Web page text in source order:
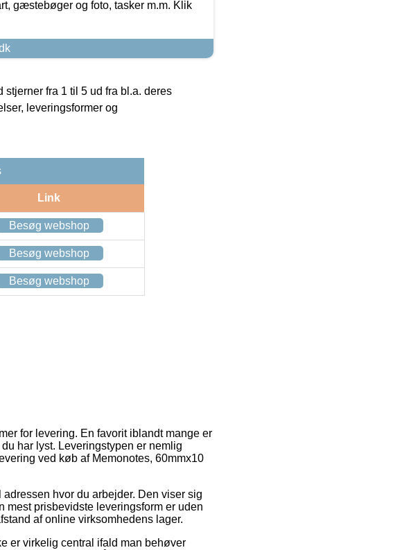
gæstebøger og foto, tasker m.m. Klik
fra 1 til 5 ud fra bl.a. deres
leveringsformer og
Link
Besøg webshop
Besøg webshop
Besøg webshop
for levering. En favorit iblandt mange er
har lyst. Leveringstypen er nemlig
ved køb af Memonotes, 60mmx10
hvor du arbejder. Den viser sig
prisbevidste leveringsform er uden
af online virksomhedens lager.
er virkelig central ifald man behøver